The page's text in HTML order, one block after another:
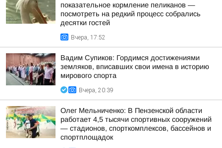
показательное кормление пеликанов —
посмотреть на редкий процесс собрались
десятки гостей
Вчера, 17:52
Вадим Супиков: Гордимся достижениями
земляков, вписавших свои имена в историю
мирового спорта
Вчера, 20:39
Олег Мельниченко: В Пензенской области
работает 4,5 тысячи спортивных сооружений
— стадионов, спорткомплексов, бассейнов и
спортплощадок